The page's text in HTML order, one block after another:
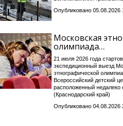
Опубликовано 05.08.2026
Московская
олимпиада…
21 июля 2026 года
экспедиционный выезд
этнографической
Всероссийский детский
расположенный недалеко
(Краснодарский край)
Опубликовано 04.08.2026